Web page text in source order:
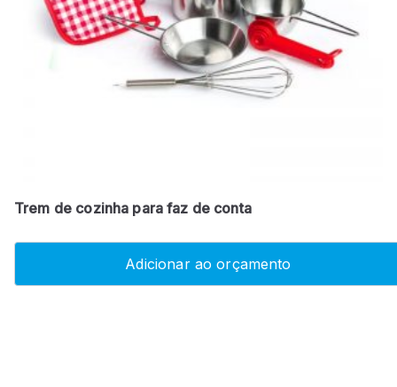
Trem de cozinha para faz de conta
Adicionar ao orçamento